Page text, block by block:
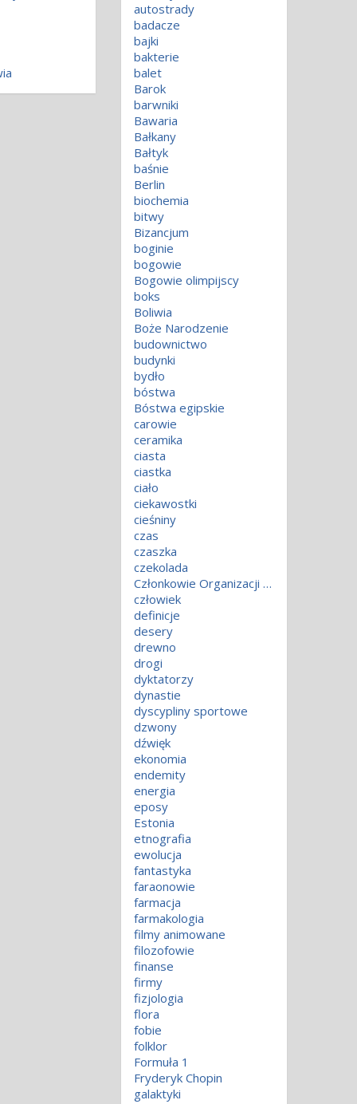
autostrady
badacze
bajki
bakterie
balet
Barok
barwniki
Bawaria
Bałkany
Bałtyk
baśnie
Berlin
biochemia
bitwy
Bizancjum
boginie
bogowie
Bogowie olimpijscy
boks
Boliwia
Boże Narodzenie
budownictwo
budynki
bydło
bóstwa
Bóstwa egipskie
carowie
ceramika
ciasta
ciastka
ciało
ciekawostki
cieśniny
czas
czaszka
czekolada
Członkowie Organizacji Narodów Zjednoczonych
człowiek
definicje
desery
drewno
drogi
dyktatorzy
dynastie
dyscypliny sportowe
dzwony
dźwięk
ekonomia
endemity
energia
eposy
Estonia
etnografia
ewolucja
fantastyka
faraonowie
farmacja
farmakologia
filmy animowane
filozofowie
finanse
firmy
fizjologia
flora
fobie
folklor
Formuła 1
Fryderyk Chopin
galaktyki